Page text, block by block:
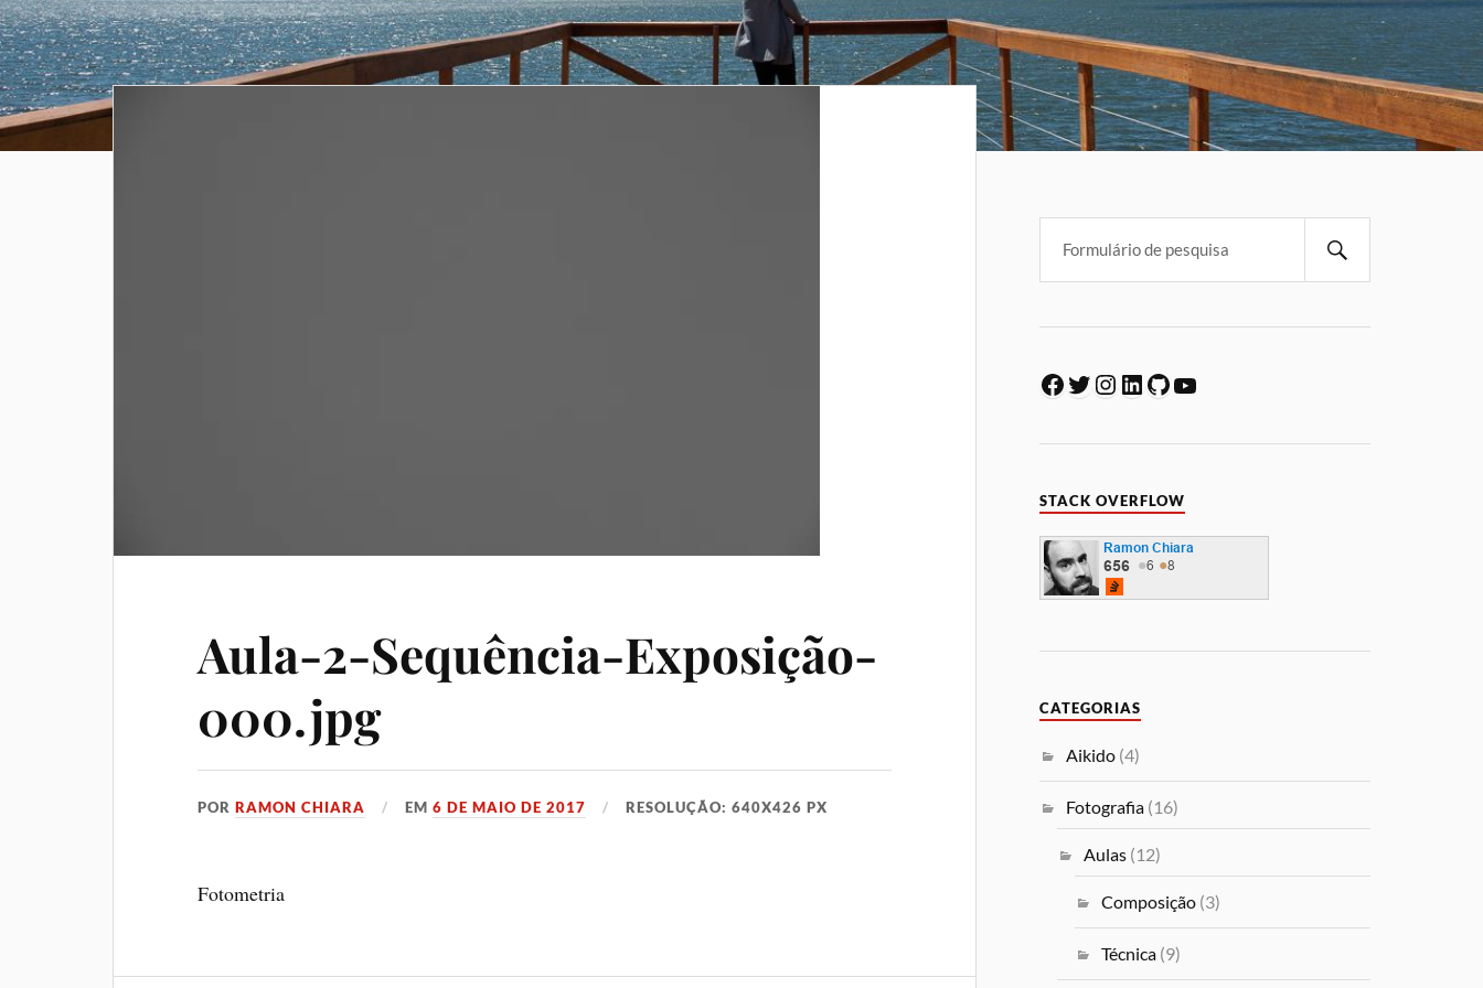
Aula-2-Sequência-Exposição-
000.jpg
PORRAMON CHIARA EM6 DE MAIO DE 2017 RESOLUÇÃO: 640X426 PX
Fotometria
STACK OVERFLOW
CATEGORIAS
Aikido (4)
Fotografia (16)
Aulas (12)
Composição (3)
Técnica (9)